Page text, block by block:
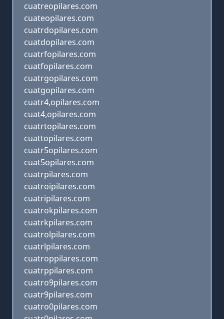
cuatreopilares.com
cuateopilares.com
cuatrdopilares.com
cuatdopilares.com
cuatrfopilares.com
cuatfopilares.com
cuatrgopilares.com
cuatgopilares.com
cuatr4,opilares.com
cuat4,opilares.com
cuatrtopilares.com
cuattopilares.com
cuatr5opilares.com
cuat5opilares.com
cuatrpilares.com
cuatroipilares.com
cuatripilares.com
cuatrokpilares.com
cuatrkpilares.com
cuatrolpilares.com
cuatrlpilares.com
cuatroppilares.com
cuatrppilares.com
cuatro9pilares.com
cuatr9pilares.com
cuatro0pilares.com